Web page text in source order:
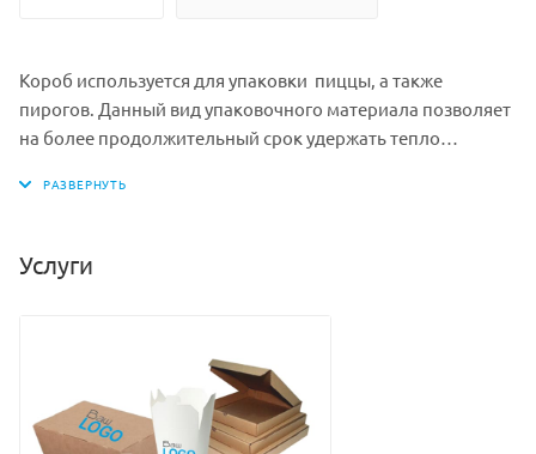
Короб используется для упаковки пиццы, а также
пирогов. Данный вид упаковочного материала позволяет
на более продолжительный срок удержать тепло
повреждений.
Материал: гофра картон
Услуги